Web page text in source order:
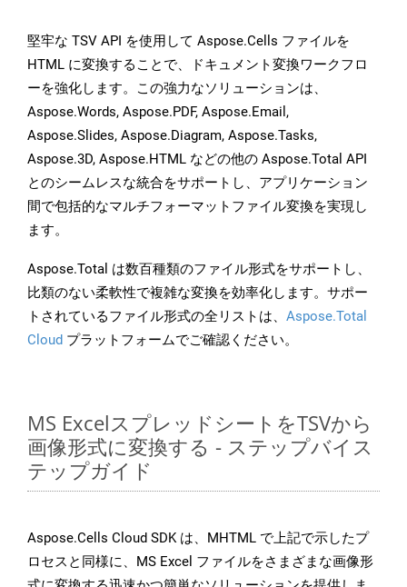
堅牢な TSV API を使用して Aspose.Cells ファイルを
HTML に変換することで、ドキュメント変換ワークフロ
ーを強化します。この強力なソリューションは、
Aspose.Words, Aspose.PDF, Aspose.Email,
Aspose.Slides, Aspose.Diagram, Aspose.Tasks,
Aspose.3D, Aspose.HTML などの他の Aspose.Total API
とのシームレスな統合をサポートし、アプリケーション
間で包括的なマルチフォーマットファイル変換を実現し
ます。
Aspose.Total は数百種類のファイル形式をサポートし、
比類のない柔軟性で複雑な変換を効率化します。サポー
トされているファイル形式の全リストは、 Aspose.Total
Cloud プラットフォームでご確認ください。
MS ExcelスプレッドシートをTSVから
画像形式に変換する - ステップバイス
テップガイド
Aspose.Cells Cloud SDK は、MHTML で上記で示したプ
ロセスと同様に、MS Excel ファイルをさまざまな画像形